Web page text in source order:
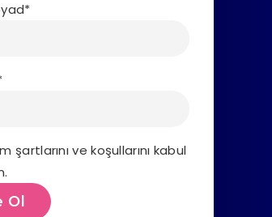
şartlarını ve koşullarını kabul